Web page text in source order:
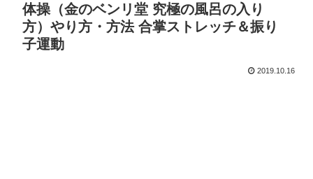
体操（金のベンリ堂 究極の風呂の入り
方）やり方・方法 合掌ストレッチ＆振り
子運動
2019.10.16